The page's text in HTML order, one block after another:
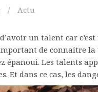
Actu
un talent car
de connaitre la
épanoui. Les talents
Et dans ce cas, les